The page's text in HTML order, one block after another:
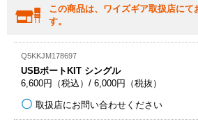
この商品は、ワイズギア取扱店にて
す。
Q5KKJM178697
USBポートKIT シングル
6,600円（税込）/ 6,000円（税抜）
取扱店にお問い合わせください